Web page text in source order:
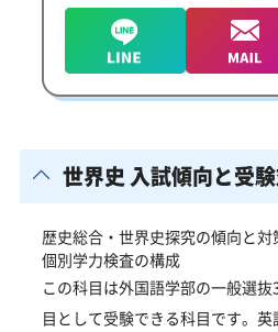
世界史 入試傾向と受
歴史総合・世界史探究の傾向と対
個別学力検査の構成
この科目は外国語学部の一般選
目として受験できる科目です。